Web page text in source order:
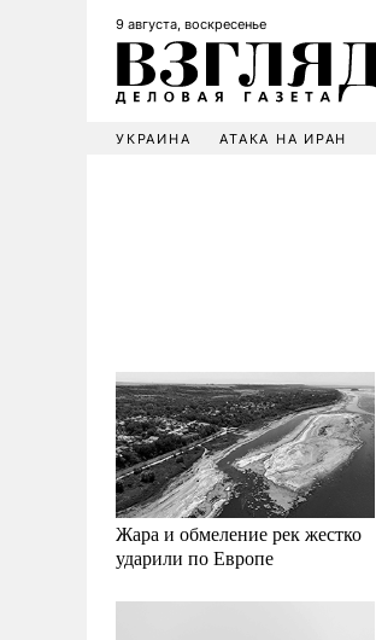
9 августа, воскресенье
УКРАИНА АТАКА НА ИРАН
Жара и обмеление рек жестко
ударили по Европе